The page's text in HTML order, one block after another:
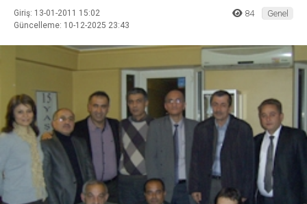
Giriş: 13-01-2011 15:02
Güncelleme: 10-12-2025 23:43
84 Genel